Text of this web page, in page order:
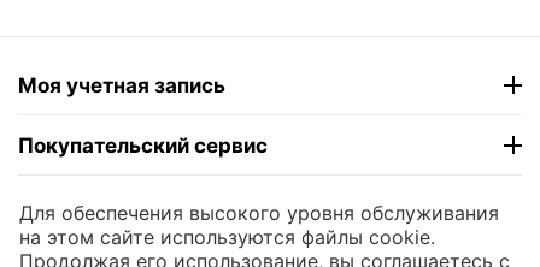
Моя учетная запись
Покупательский сервис
Контакты
Для обеспечения высокого уровня обслуживания
на этом сайте используются файлы cookie.
Продолжая его использование, вы соглашаетесь с